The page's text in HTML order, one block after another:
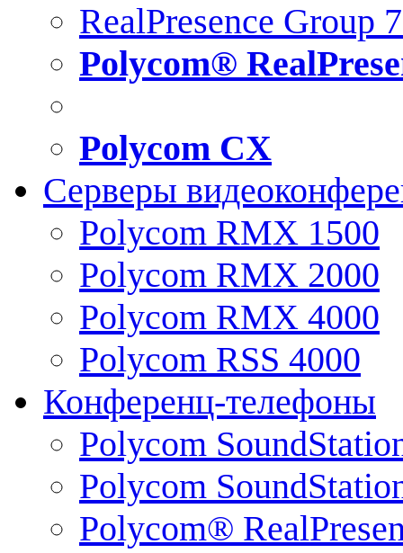
RealPresence Group
Polycom®
Polycom CX
Серверы
Polycom RMX 1500
Polycom RMX 2000
Polycom RMX 4000
Polycom RSS 4000
Конференц-телефоны
Polycom
Polycom
Polycom®